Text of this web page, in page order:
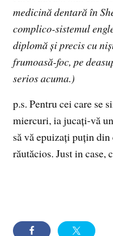
medicină dentară în
complico-sistemul
diplomă şi precis cu
frumoasă-foc, pe
serios acuma.)
p.s. Pentru cei care se
miercuri, ia jucaţi-vă
să vă epuizaţi puţin
răutăcios. Just in case,